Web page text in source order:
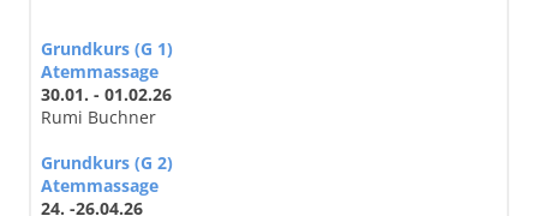
Grundkurs (G 1)
Atemmassage
30.01. - 01.02.26
Rumi Buchner
Grundkurs (G 2)
Atemmassage
24. -26.04.26